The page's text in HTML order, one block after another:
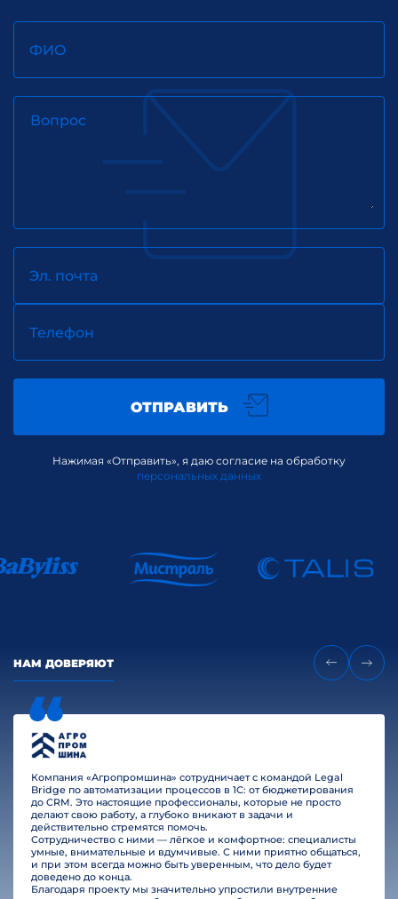
ФИО
Вопрос
Эл. почта
Телефон
ОТПРАВИТЬ
Нажимая «Отправить», я даю согласие на обработку
персональных данных
НАМ ДОВЕРЯЮТ
Компания «Агропромшина» сотрудничает с командой Legal
Bridge по автоматизации процессов в 1С: от бюджетирования
до CRM. Это настоящие профессионалы, которые не просто
делают свою работу, а глубоко вникают в задачи и
действительно стремятся помочь.
Сотрудничество с ними — лёгкое и комфортное: специалисты
умные, внимательные и вдумчивые. С ними приятно общаться,
и при этом всегда можно быть уверенным, что дело будет
доведено до конца.
Благодаря проекту мы значительно упростили внутренние